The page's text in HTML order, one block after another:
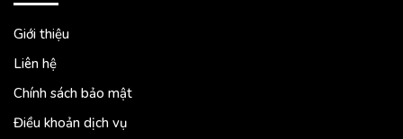
Giới thiệu
Liên hệ
Chính sách bảo mật
Điều khoản dịch vụ